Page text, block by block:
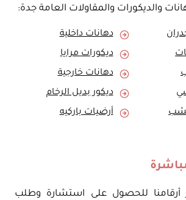
والديكورات والمقاولات العامة جدة:
دهانات داخلية
ديكورات مرايا
دهانات خارجية
ديكور بديل الرخام
أرضيات باركيه
أرقامنا للحصول على استشارة وطلب